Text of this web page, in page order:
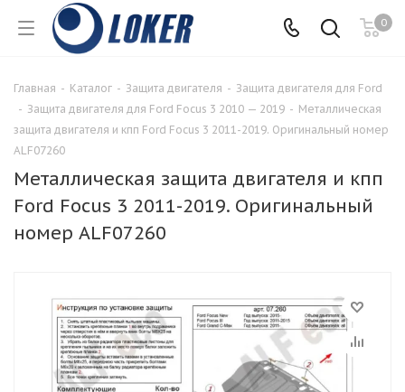
0
Главная - Каталог - Защита двигателя - Защита двигателя для Ford
- Защита двигателя для Ford Focus 3 2010 — 2019 - Металлическая
защита двигателя и кпп Ford Focus 3 2011-2019. Оригинальный номер
ALF07260
Металлическая защита двигателя и кпп
Ford Focus 3 2011-2019. Оригинальный
номер ALF07260